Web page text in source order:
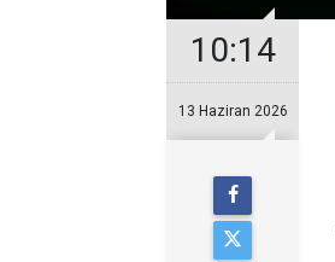
10:14
13 Haziran 2026